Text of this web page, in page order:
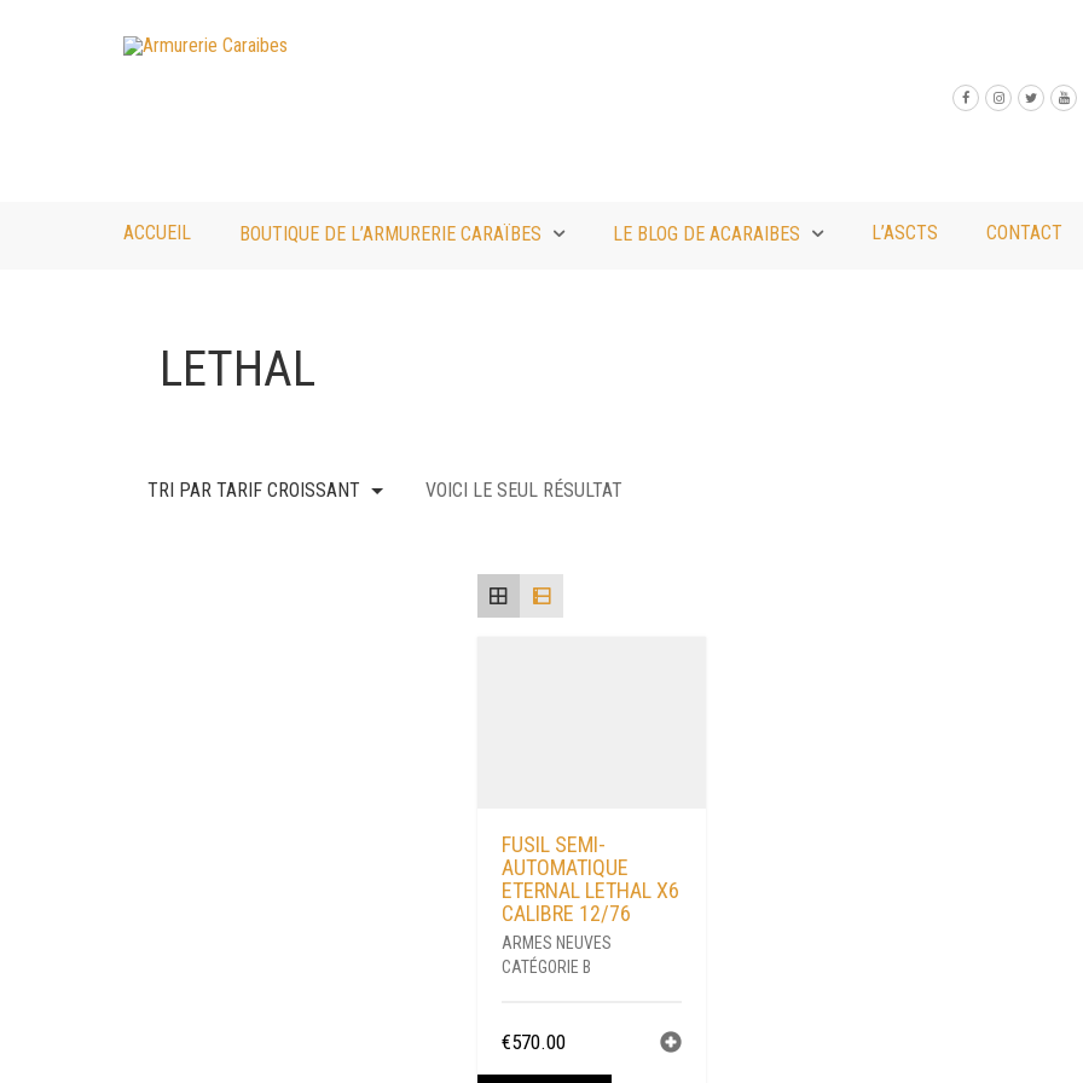
ACCUEIL BOUTIQUE DE L’ARMURERIE CARAÏBES LE BLOG DE ACARAIBES L’ASCTS CONTACT
LETHAL
TRI PAR TARIF CROISSANT VOICI LE SEUL RÉSULTAT
FUSIL SEMI-
AUTOMATIQUE
ETERNAL LETHAL X6
CALIBRE 12/76
ARMES NEUVES
CATÉGORIE B
€570.00